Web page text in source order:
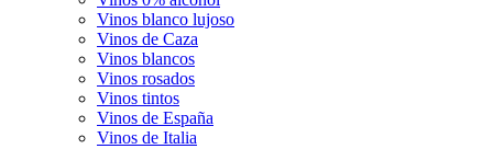
Vinos blanco lujoso
Vinos de Caza
Vinos blancos
Vinos rosados
Vinos tintos
Vinos de España
Vinos de Italia